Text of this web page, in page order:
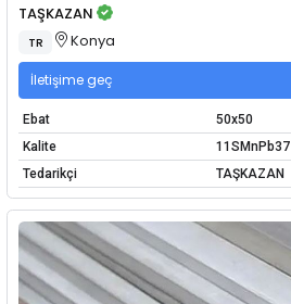
TAŞKAZAN
TR Konya
İletişime geç
Ebat
50x50
Kalite
11SMnPb37
Tedarikçi
TAŞKAZAN